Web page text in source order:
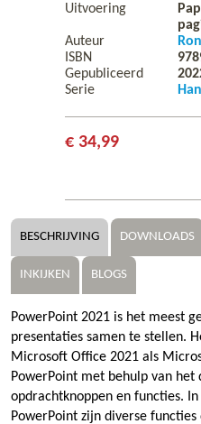
Uitvoering
Auteur
ISBN
Gepubliceerd
Serie
€ 34,99
BESCHRIJVING DOWNLOADS
INKIJKEN BLOGS
PowerPoint 2021 is het meest
presentaties samen te stellen.
Microsoft Office 2021 als
PowerPoint met behulp van
opdrachtknoppen en functies.
PowerPoint zijn diverse